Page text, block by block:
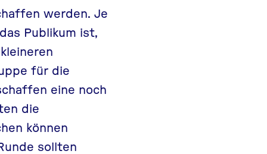
werden. Je
Publikum ist,
für die
eine noch
die
können
sollten